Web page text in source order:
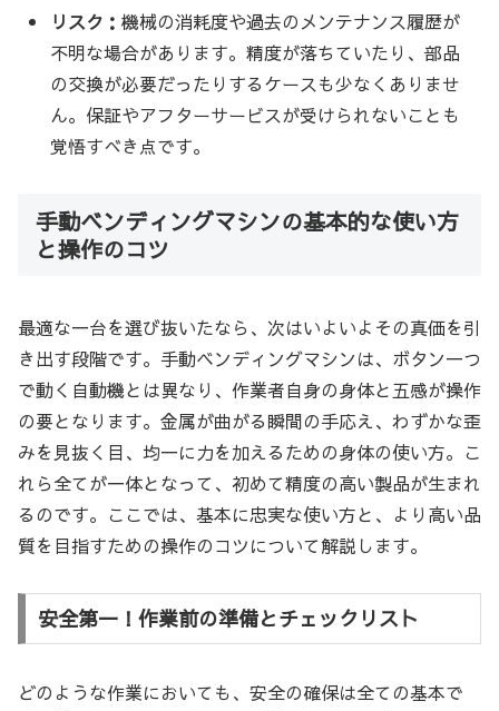
リスク：機械の消耗度や過去のメンテナンス履歴が
不明な場合があります。精度が落ちていたり、部品
の交換が必要だったりするケースも少なくありませ
ん。保証やアフターサービスが受けられないことも
覚悟すべき点です。
手動ベンディングマシンの基本的な使い方
と操作のコツ
最適な一台を選び抜いたなら、次はいよいよその真価を引
き出す段階です。手動ベンディングマシンは、ボタン一つ
で動く自動機とは異なり、作業者自身の身体と五感が操作
の要となります。金属が曲がる瞬間の手応え、わずかな歪
みを見抜く目、均一に力を加えるための身体の使い方。こ
れら全てが一体となって、初めて精度の高い製品が生まれ
るのです。ここでは、基本に忠実な使い方と、より高い品
質を目指すための操作のコツについて解説します。
安全第一！作業前の準備とチェックリスト
どのような作業においても、安全の確保は全ての基本で